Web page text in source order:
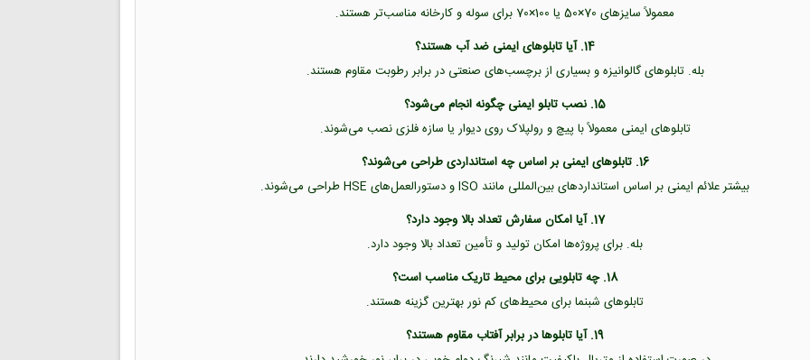
معمولاً سایزهای 70×50 یا 100×70 برای سوله و کارخانه مناسب‌تر هستند.
14. آیا تابلوهای ایمنی ضد آب هستند؟
بله. تابلوهای گالوانیزه و بسیاری از برچسب‌های صنعتی در برابر رطوبت مقاوم هستند.
15. نصب تابلو ایمنی چگونه انجام می‌شود؟
تابلوهای ایمنی معمولاً با پیچ و رولپلاک روی دیوار یا سازه فلزی نصب می‌شوند.
16. تابلوهای ایمنی بر اساس چه استانداردی طراحی می‌شوند؟
بیشتر علائم ایمنی بر اساس استانداردهای بین‌المللی مانند ISO و دستورالعمل‌های HSE طراحی می‌شوند.
17. آیا امکان سفارش تعداد بالا وجود دارد؟
بله. برای پروژه‌ها امکان تولید و تأمین تعداد بالا وجود دارد.
18. چه تابلویی برای محیط تاریک مناسب است؟
تابلوهای شبنما برای محیط‌های کم نور بهترین گزینه هستند.
19. آیا تابلوها در برابر آفتاب مقاوم هستند؟